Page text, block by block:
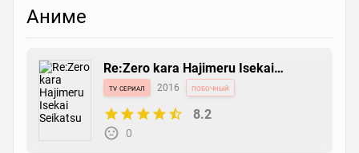
Аниме
Re:Zero kara Hajimeru Isekai
Seikatsu
tv сериал 2016 побочный
8.2
0